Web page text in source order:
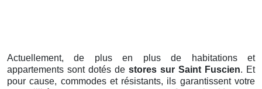
Actuellement, de plus en plus de habitations et
appartements sont dotés de stores sur Saint Fuscien. Et
pour cause, commodes et résistants, ils garantissent votre